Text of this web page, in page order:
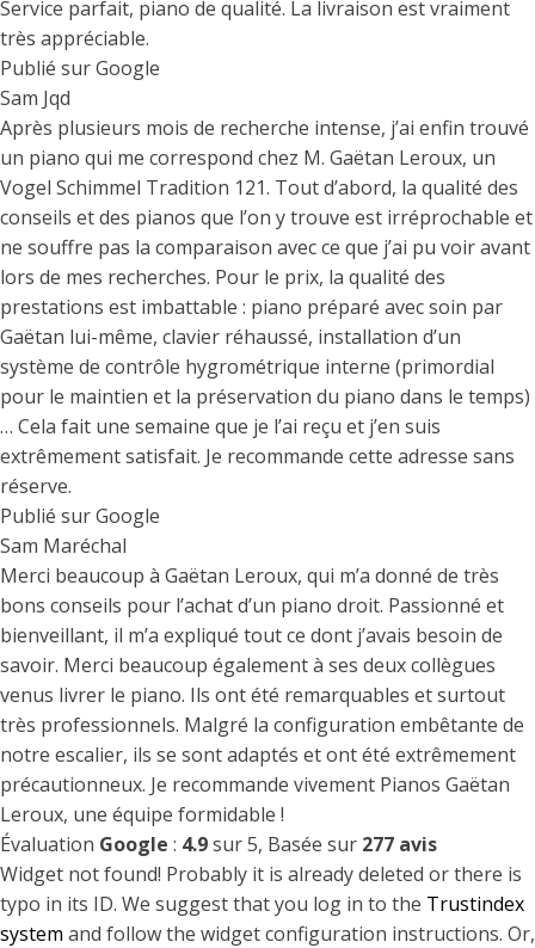
Service parfait, piano de qualité. La livraison est vraiment
très appréciable.
Publié sur Google
Sam Jqd
Après plusieurs mois de recherche intense, j’ai enfin trouvé
un piano qui me correspond chez M. Gaëtan Leroux, un
Vogel Schimmel Tradition 121. Tout d’abord, la qualité des
conseils et des pianos que l’on y trouve est irréprochable et
ne souffre pas la comparaison avec ce que j’ai pu voir avant
lors de mes recherches. Pour le prix, la qualité des
prestations est imbattable : piano préparé avec soin par
Gaëtan lui-même, clavier réhaussé, installation d’un
système de contrôle hygrométrique interne (primordial
pour le maintien et la préservation du piano dans le temps)
… Cela fait une semaine que je l’ai reçu et j’en suis
extrêmement satisfait. Je recommande cette adresse sans
réserve.
Publié sur Google
Sam Maréchal
Merci beaucoup à Gaëtan Leroux, qui m’a donné de très
bons conseils pour l’achat d’un piano droit. Passionné et
bienveillant, il m’a expliqué tout ce dont j’avais besoin de
savoir. Merci beaucoup également à ses deux collègues
venus livrer le piano. Ils ont été remarquables et surtout
très professionnels. Malgré la configuration embêtante de
notre escalier, ils se sont adaptés et ont été extrêmement
précautionneux. Je recommande vivement Pianos Gaëtan
Leroux, une équipe formidable !
Évaluation Google : 4.9sur 5, Basée sur 277 avis
Widget not found! Probably it is already deleted or there is
typo in its ID. We suggest that you log in to the Trustindex
system and follow the widget configuration instructions. Or,